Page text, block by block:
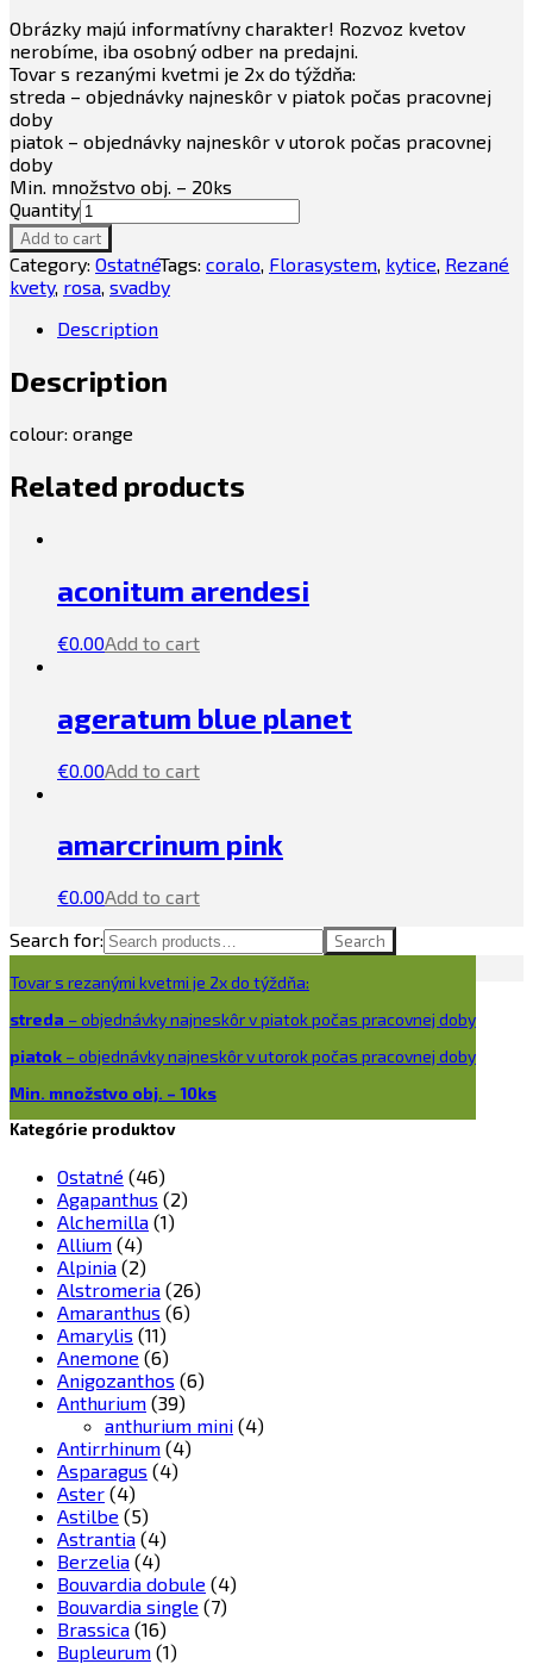
Obrázky majú informatívny charakter! Rozvoz kvetov
nerobíme, iba osobný odber na predajni.
Tovar s rezanými kvetmi je 2x do týždňa:
streda – objednávky najneskôr v piatok počas pracovnej
doby
piatok – objednávky najneskôr v utorok počas pracovnej
doby
Min. množstvo obj. – 20ks
Quantity
Add to cart
Category: OstatnéTags: coralo, Florasystem, kytice, Rezané
kvety, rosa, svadby
Description
Description
colour: orange
Related products
aconitum arendesi
€0.00Add to cart
ageratum blue planet
€0.00Add to cart
amarcrinum pink
€0.00Add to cart
Search for:
Search
Tovar s rezanými kvetmi je 2x do týždňa:
streda – objednávky najneskôr v piatok počas pracovnej doby
piatok – objednávky najneskôr v utorok počas pracovnej doby
Min. množstvo obj. – 10ks
Kategórie produktov
Ostatné (46)
Agapanthus (2)
Alchemilla (1)
Allium (4)
Alpinia (2)
Alstromeria (26)
Amaranthus (6)
Amarylis (11)
Anemone (6)
Anigozanthos (6)
Anthurium (39)
anthurium mini (4)
Antirrhinum (4)
Asparagus (4)
Aster (4)
Astilbe (5)
Astrantia (4)
Berzelia (4)
Bouvardia dobule (4)
Bouvardia single (7)
Brassica (16)
Bupleurum (1)